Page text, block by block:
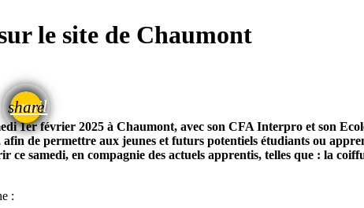
le site de Chaumont
share
email
1er février 2025 à Chaumont, avec son CFA Interpro et son
de permettre aux jeunes et futurs potentiels étudiants ou
samedi, en compagnie des actuels apprentis, telles que : la
: